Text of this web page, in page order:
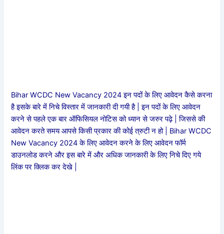
Bihar WCDC New Vacancy 2024 इन पदों के लिए आवेदन कैसे करना
है इसके बारे में निचे विस्तार में जानकारी दी गयी है | इन पदों के लिए आवेदन
करने से पहले एक बार ऑफिसियल नोटिस को ध्यान से जरुर पढ़े | जिससे की
आवेदन करते समय आपसे किसी प्रकार की कोई त्रुटी न हो | Bihar WCDC
New Vacancy 2024 के लिए आवेदन करने के लिए आवेदन फॉर्म
डाउनलोड करने और इस बारे में और अधिक जानकारी के लिए निचे दिए गये
लिंक पर क्लिक कर देखे |